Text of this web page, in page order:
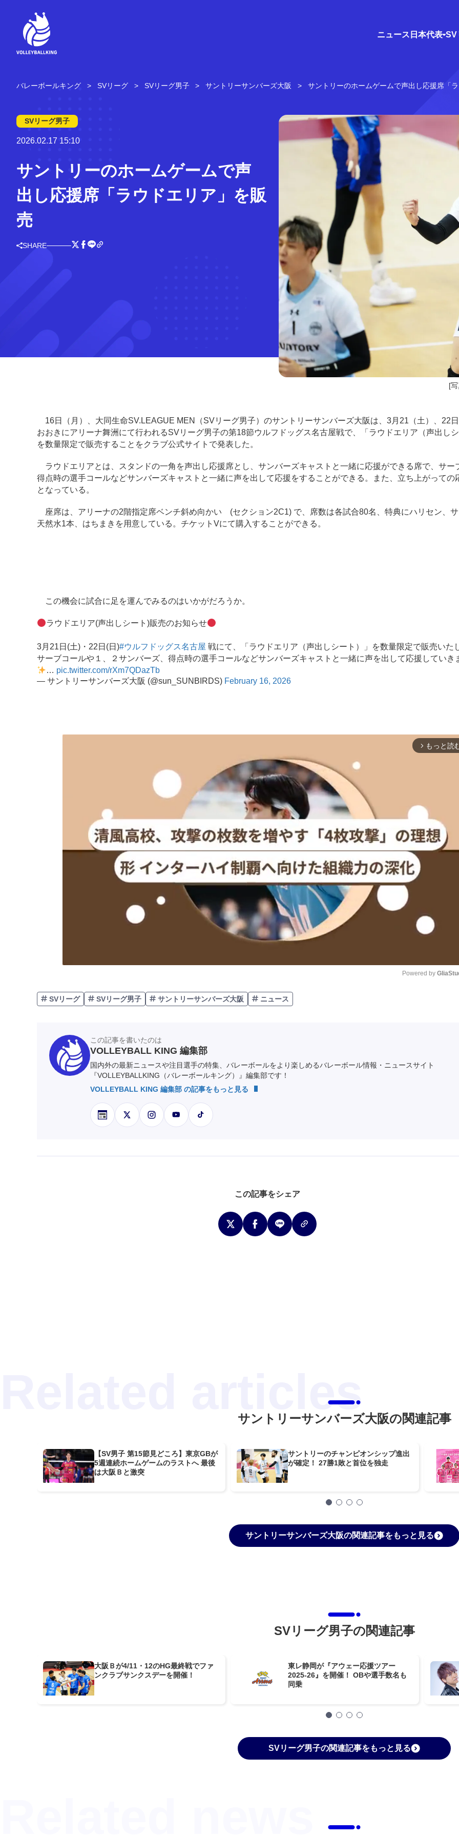
ニュース 日本代表 SV
バレーボールキング SVリーグ SVリーグ男子 サントリーサンバーズ大阪 サントリーのホームゲームで声出し応援席「
SVリーグ男子
2026.02.17 15:10
サントリーのホームゲームで声
出し応援席「ラウドエリア」を販
売
SHARE
[
16日（月）、大同生命SV.LEAGUE MEN（SVリーグ男子）のサントリーサンバーズ大阪は、3月21（土）、22
おおきにアリーナ舞洲にて行われるSVリーグ男子の第18節ウルフドッグス名古屋戦で、「ラウドエリア（声出し
を数量限定で販売することをクラブ公式サイトで発表した。
ラウドエリアとは、スタンドの一角を声出し応援席とし、サンバーズキャストと一緒に応援ができる席で、サー
得点時の選手コールなどサンバーズキャストと一緒に声を出して応援をすることができる。また、立ち上がっての
となっている。
座席は、アリーナの2階指定席ベンチ斜め向かい (セクション2C1) で、席数は各試合80名、特典にハリセン、
天然水1本、はちまきを用意している。チケットVにて購入することができる。
この機会に試合に足を運んでみるのはいかがだろうか。
ラウドエリア(声出しシート)販売のお知らせ
3月21日(土)・22日(日)#ウルフドッグス名古屋 戦にて、「ラウドエリア（声出しシート）」を数量限定で販売いた
サーブコールや１、２サンバーズ、得点時の選手コールなどサンバーズキャストと一緒に声を出して応援していき
… pic.twitter.com/rXm7QDazTb
— サントリーサンバーズ大阪 (@sun_SUNBIRDS) February 16, 2026
arrow_forward_ios もっと読
Powered by
SVリーグ SVリーグ男子 サントリーサンバーズ大阪 ニュース
この記事を書いたのは
VOLLEYBALL KING 編集部
国内外の最新ニュースや注目選手の特集、バレーボールをより楽しめるバレーボール情報・ニュースサイト
『VOLLEYBALLKING（バレーボールキング）』編集部です！
VOLLEYBALL KING 編集部 の記事をもっと見る
この記事をシェア
サントリーサンバーズ大阪の関連記事
【SV男子 第15節見どころ】東京GBが
5週連続ホームゲームのラストへ 最後
は大阪Ｂと激突
サントリーのチャンピオンシップ進出
が確定！ 27勝1敗と首位を独走
サントリーサンバーズ大阪の関連記事をもっと見る
SVリーグ男子の関連記事
大阪Ｂが4/11・12のHG最終戦でファ
ンクラブサンクスデーを開催！
東レ静岡が『アウェー応援ツアー
2025-26』を開催！ OBや選手数名も
同乗
SVリーグ男子の関連記事をもっと見る